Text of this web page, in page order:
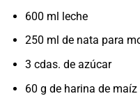
600 ml leche
250 ml de nata para
3 cdas. de azúcar
60 g de harina de maíz